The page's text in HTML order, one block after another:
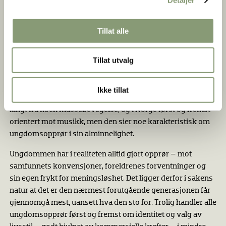
Tillat alle
Tillat utvalg
Ikke tillat
slagordet «nofuture» gikk til angrep på absolutt alt,
inkludert «sekstiåtternes» politiske selvhøytidelighet.
Etter «slaget om Slottsparken» natt til 1. mai 1978 og et par
års tilsvarende opptøyer på Karl Johan, gled det hele over i
langt fra noen massebevegelse, og i Norge først og fremst
orientert mot musikk, men den sier noe karakteristisk om
ungdomsopprør i sin alminnelighet.
Ungdommen har i realiteten alltid gjort opprør – mot
samfunnets konvensjoner, foreldrenes forventninger og
sin egen frykt for meningsløshet. Det ligger derfor i sakens
natur at det er den nærmest forutgående generasjonen får
gjennomgå mest, uansett hva den sto for. Trolig handler alle
ungdomsopprør først og fremst om identitet og valg av